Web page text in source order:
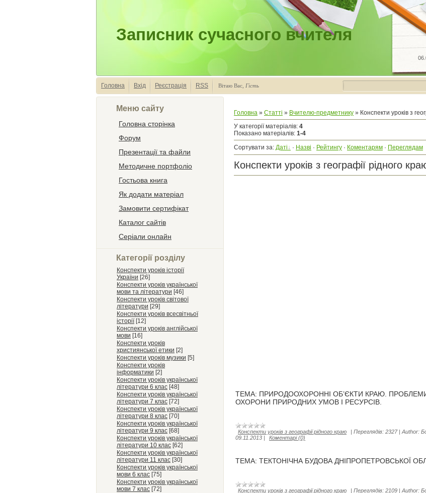
Записник сучасного вчителя
Головна Вхід Реєстрація RSS Вітаю Вас Гість
Меню сайту
Головна сторінка
Форум
Презентації та файли
Методичне портфоліо
Гостьова книга
Як додати матеріал
Замовити сертифікат
Каталог сайтів
Серіали онлайн
Категорії розділу
Конспекти уроків історії
України [26]
Конспекти уроків української
мови та літератури [46]
Конспекти уроків світової
літератури [29]
Конспекти уроків всесвітньої
історії [12]
Конспекти уроків англійської
мови [16]
Конспекти уроків
християнської етики [2]
Конспекти уроків музики [5]
Конспекти уроків
інформатики [2]
Конспекти уроків української
літератури 6 клас [48]
Конспекти уроків української
літератури 7 клас [72]
Конспекти уроків української
літератури 8 клас [70]
Конспекти уроків української
літератури 9 клас [68]
Конспекти уроків української
літератури 10 клас [62]
Конспекти уроків української
літератури 11 клас [30]
Конспекти уроків української
мови 6 клас [75]
Конспекти уроків української
мови 7 клас [72]
Головна » Статті » Вчителю-предметнику » Конспекти уроків з
У категорії матеріалів: 4
Показано матеріалів: 1-4
Сортувати за: Даті · Назві · Рейтингу · Коментарям · Переглядам
Конспекти уроків з географії рідного
ТЕМА: ПРИРОДООХОРОННІ ОБ’ЄКТИ КРАЮ.
ОХОРОНИ ПРИРОДНИХ УМОВ І РЕСУРСІВ.
Конспекти уроків з географії рідного краю | Переглядів: 2327| Author:
09.11.2013 | Коментарі (0)
ТЕМА: ТЕКТОНІЧНА БУДОВА ДНІПРОПЕТРОВСЬКОЇ
Конспекти уроків з географії рідного краю | Переглядів: 2109 | Author: